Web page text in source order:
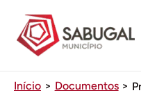
conteúdo
Início Documentos